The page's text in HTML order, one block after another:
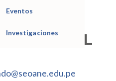
Eventos
Investigaciones
RAFAEL